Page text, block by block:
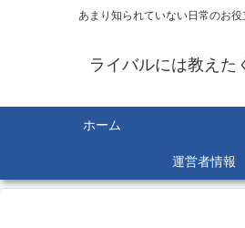
あまり知られていない日常のお役
ライバルには教えた
ホーム
運営者情報